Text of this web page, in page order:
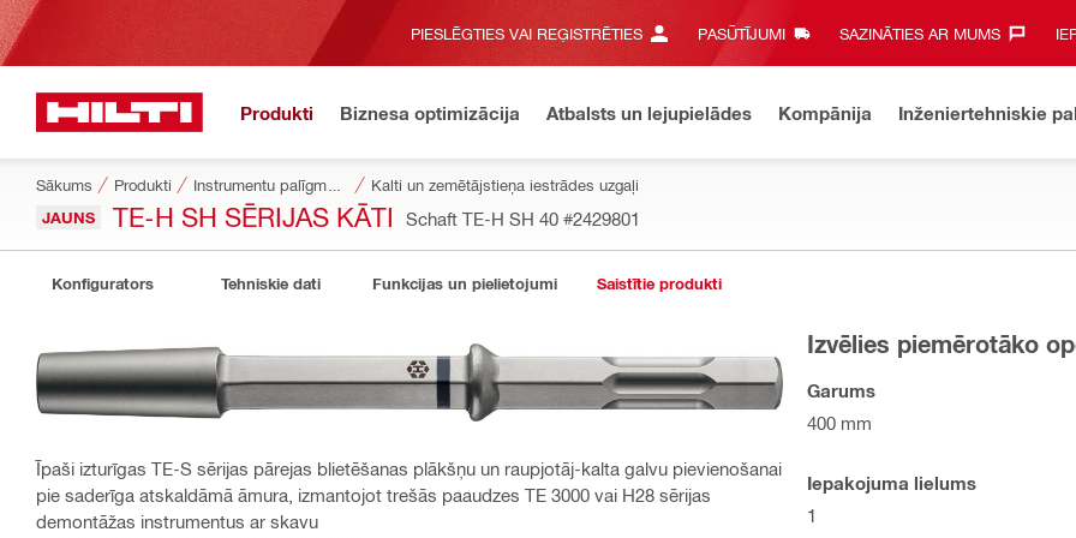
PIESLĒGTIES VAI REĢISTRĒTIES PASŪTĪJUMI SAZINĀTIES AR MUMS‎
Produkti Biznesa optimizācija Atbalsts un lejupielādes Kompānija Inženiertehniskie
Sākums Produkti Kalti un zemētājstieņa iestrādes uzgaļi
JAUNS TE-H SH SĒRIJAS KĀTI Schaft TE-H SH 40 #2429801
Konfigurators Tehniskie dati Funkcijas un pielietojumi Saistītie produkti
Īpaši izturīgas TE-S sērijas pārejas blietēšanas plākšņu un raupjotāj-kalta galvu pievienošanai
pie saderīga atskaldāmā āmura, izmantojot trešās paaudzes TE 3000 vai H28 sērijas
demontāžas instrumentus ar skavu
Izvēlies piemērotāko
Garums
400 mm
Iepakojuma lielums
1